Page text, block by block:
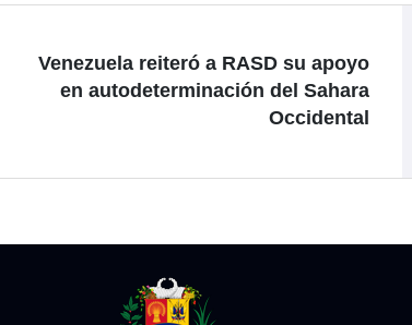
Venezuela reiteró a RASD su apoyo
en autodeterminación del Sahara
Occidental